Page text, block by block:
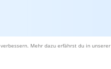
Mehr dazu erfährst du in unserer